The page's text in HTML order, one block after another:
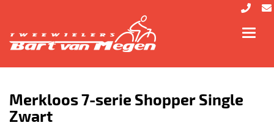
Merkloos 7-serie Shopper Single
Zwart